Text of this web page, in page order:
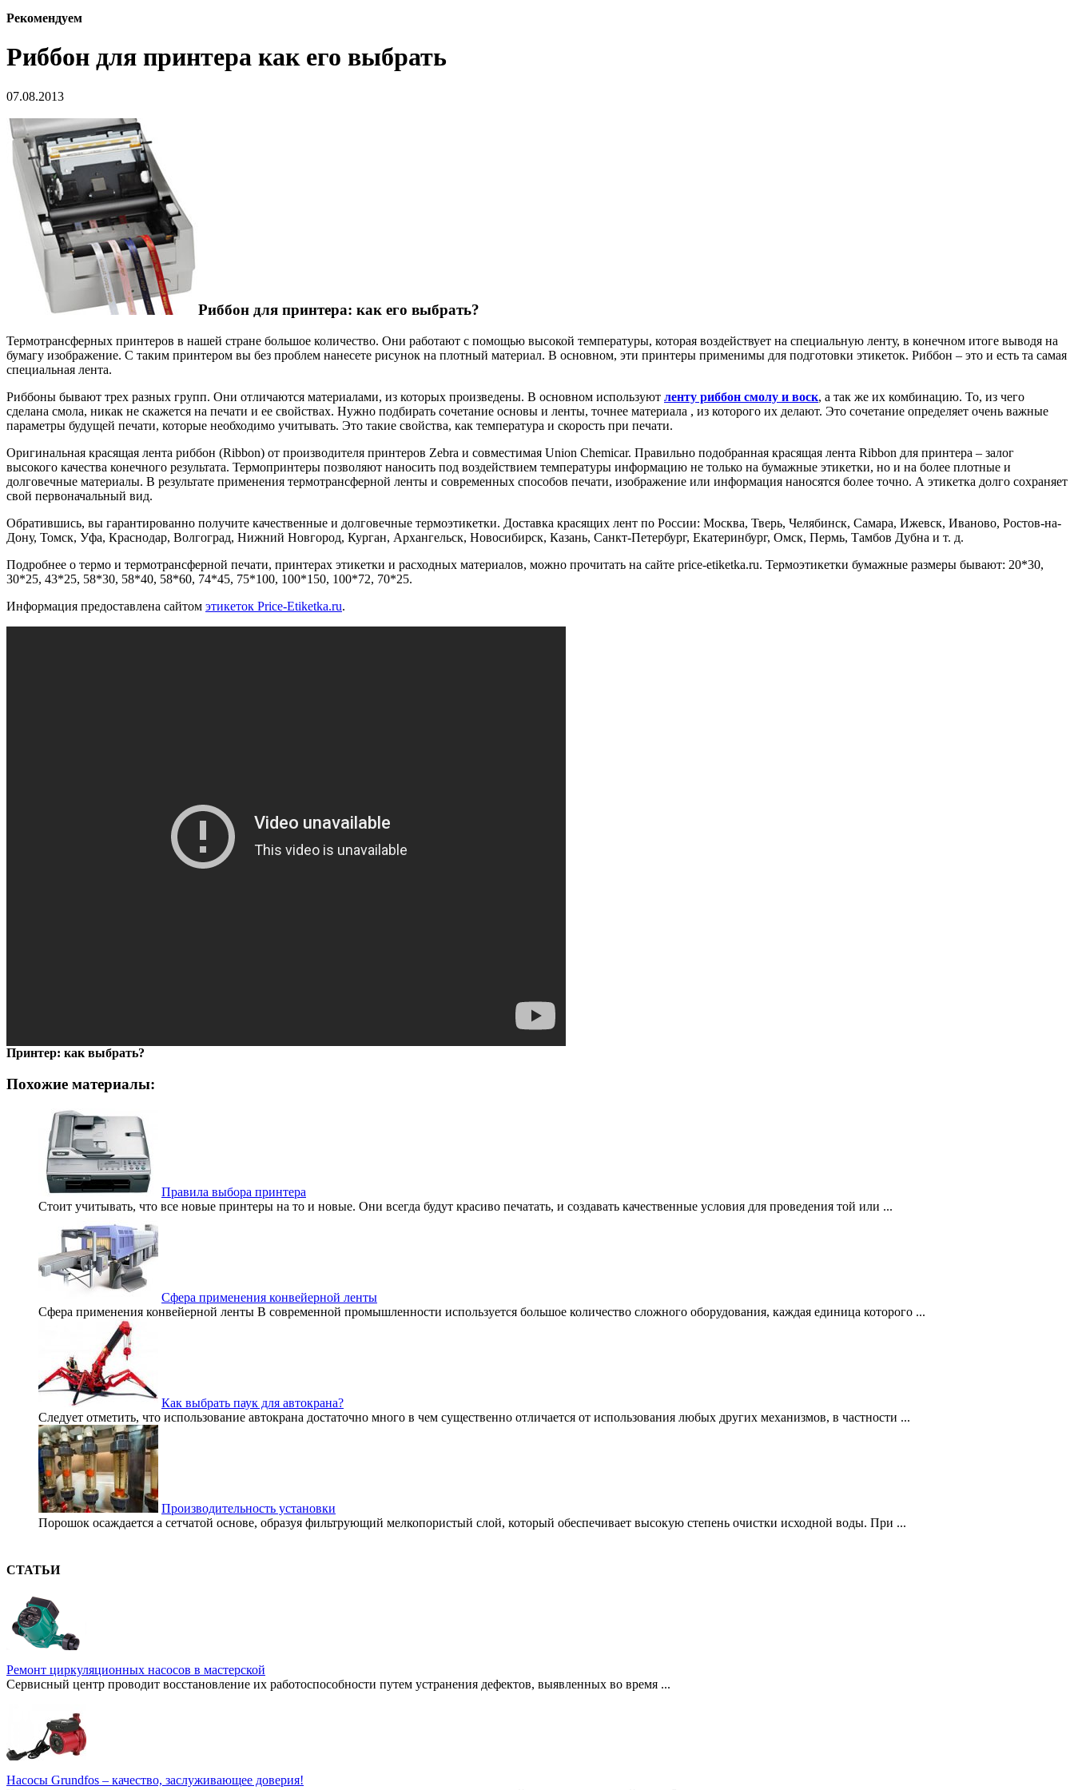
Рекомендуем
Риббон для принтера как его выбрать
07.08.2013
Риббон для принтера: как его выбрать?
Термотрансферных принтеров в нашей стране большое количество. Они работают с помощью высокой температуры, которая воздействует на специальную ленту, в конечном итоге выводя на
бумагу изображение. С таким принтером вы без проблем нанесете рисунок на плотный материал. В основном, эти принтеры применимы для подготовки этикеток. Риббон – это и есть та самая
специальная лента.
Риббоны бывают трех разных групп. Они отличаются материалами, из которых произведены. В основном используют ленту риббон смолу и воск, а так же их комбинацию. То, из чего
сделана смола, никак не скажется на печати и ее свойствах. Нужно подбирать сочетание основы и ленты, точнее материала , из которого их делают. Это сочетание определяет очень важные
параметры будущей печати, которые необходимо учитывать. Это такие свойства, как температура и скорость при печати.
Оригинальная красящая лента риббон (Ribbon) от производителя принтеров Zebra и совместимая Union Chemicar. Правильно подобранная красящая лента Ribbon для принтера – залог
высокого качества конечного результата. Термопринтеры позволяют наносить под воздействием температуры информацию не только на бумажные этикетки, но и на более плотные и
долговечные материалы. В результате применения термотрансферной ленты и современных способов печати, изображение или информация наносятся более точно. А этикетка долго сохраняет
свой первоначальный вид.
Обратившись, вы гарантированно получите качественные и долговечные термоэтикетки. Доставка красящих лент по России: Москва, Тверь, Челябинск, Самара, Ижевск, Иваново, Ростов-на-
Дону, Томск, Уфа, Краснодар, Волгоград, Нижний Новгород, Курган, Архангельск, Новосибирск, Казань, Санкт-Петербург, Екатеринбург, Омск, Пермь, Тамбов Дубна и т. д.
Подробнее о термо и термотрансферной печати, принтерах этикетки и расходных материалов, можно прочитать на сайте price-etiketka.ru. Термоэтикетки бумажные размеры бывают: 20*30,
30*25, 43*25, 58*30, 58*40, 58*60, 74*45, 75*100, 100*150, 100*72, 70*25.
Информация предоставлена сайтом этикеток Price-Etiketka.ru.
Принтер: как выбрать?
Похожие материалы:
Правила выбора принтера
Стоит учитывать, что все новые принтеры на то и новые. Они всегда будут красиво печатать, и создавать качественные условия для проведения той или ...
Сфера применения конвейерной ленты
Сфера применения конвейерной ленты В современной промышленности используется большое количество сложного оборудования, каждая единица которого ...
Как выбрать паук для автокрана?
Следует отметить, что использование автокрана достаточно много в чем существенно отличается от использования любых других механизмов, в частности ...
Производительность установки
Порошок осаждается а сетчатой основе, образуя фильтрующий мелкопористый слой, который обеспечивает высокую степень очистки исходной воды. При ...
СТАТЬИ
Ремонт циркуляционных насосов в мастерской
Сервисный центр проводит восстановление их работоспособности путем устранения дефектов, выявленных во время ...
Насосы Grundfos – качество, заслуживающее доверия!